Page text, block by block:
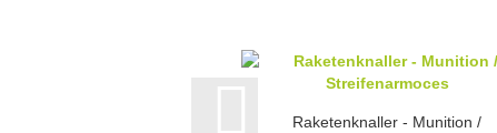
Raketenknaller - Munition /